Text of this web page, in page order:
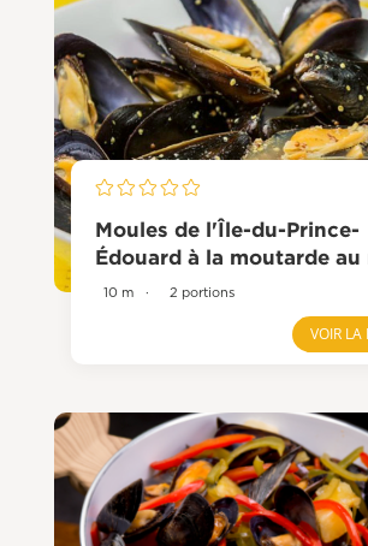
Moules de l'Île-du-Prince-
Édouard à la moutarde au
10 m · 2 portions
VOIR LA